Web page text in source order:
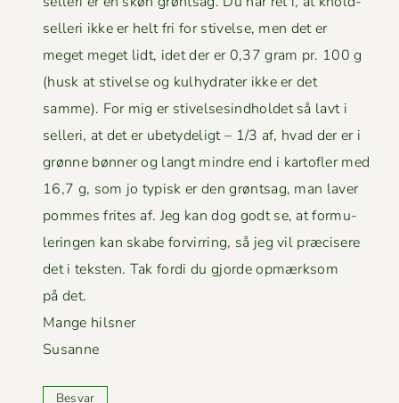
sel­leri ikke er helt fri for stivelse, men det er
meget meget lidt, idet der er 0,37 gram pr. 100 g
(husk at stivelse og kul­hy­drater ikke er det
samme). For mig er stivelsesind­hold­et så lavt i
sel­l­eri, at det er ube­ty­deligt – 1/3 af, hvad der er i
grønne bøn­ner og langt min­dre end i kartofler med
16,7 g, som jo typisk er den grøntsag, man laver
pommes frites af. Jeg kan dog godt se, at for­mu­
lerin­gen kan skabe forvir­ring, så jeg vil præ­cis­ere
det i tek­sten. Tak for­di du gjorde opmærk­som
på det.
Mange hilsner
Susanne
Besvar